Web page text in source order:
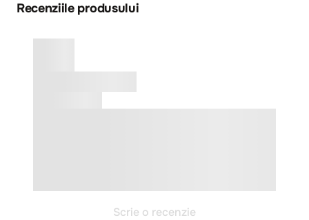
Recenziile produsului
Scrie o recenzie